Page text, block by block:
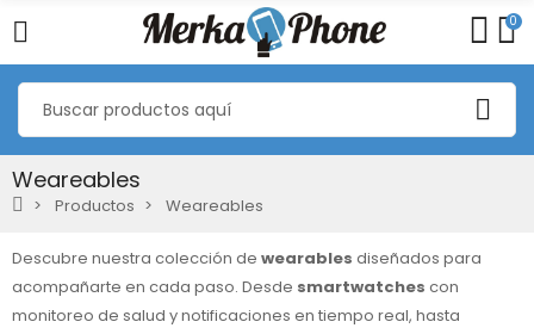
0
Weareables
Productos Weareables
Descubre nuestra colección de wearables diseñados para
acompañarte en cada paso. Desde smartwatches con
monitoreo de salud y notificaciones en tiempo real, hasta